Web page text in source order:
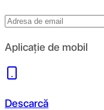
Aplicație de mobil
Descarcă